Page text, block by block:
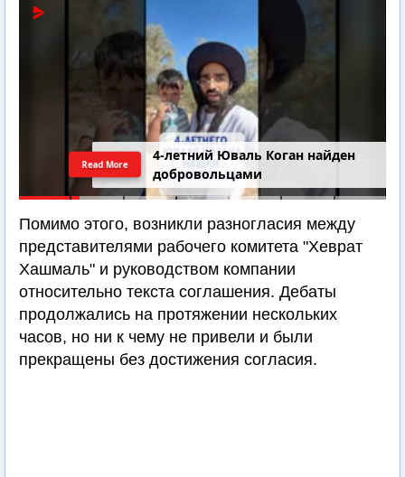
4-летний Юваль Коган найден
добровольцами
Read More
Помимо этого, возникли разногласия между
представителями рабочего комитета "Хеврат
Хашмаль" и руководством компании
относительно текста соглашения. Дебаты
продолжались на протяжении нескольких
часов, но ни к чему не привели и были
прекращены без достижения согласия.